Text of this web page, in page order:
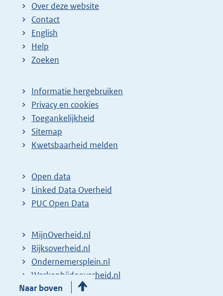
Naar boven
Over deze website
Contact
English
Help
Zoeken
Informatie hergebruiken
Privacy en cookies
Toegankelijkheid
Sitemap
Kwetsbaarheid melden
Open data
Linked Data Overheid
PUC Open Data
MijnOverheid.nl
Rijksoverheid.nl
Ondernemersplein.nl
Werkenbijdeoverheid.nl